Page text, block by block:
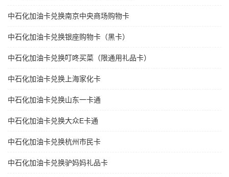
中石化加油卡兑换南京中央商场购物卡
中石化加油卡兑换银座购物卡（黑卡）
中石化加油卡兑换叮咚买菜（限通用礼品卡）
中石化加油卡兑换上海家化卡
中石化加油卡兑换山东一卡通
中石化加油卡兑换大众E卡通
中石化加油卡兑换杭州市民卡
中石化加油卡兑换驴妈妈礼品卡